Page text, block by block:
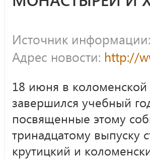
Источник информации:
Адрес новости: http://
18 июня в
завершился учебный
посвященные этому
тринадцатому выпуску
крутицкий и